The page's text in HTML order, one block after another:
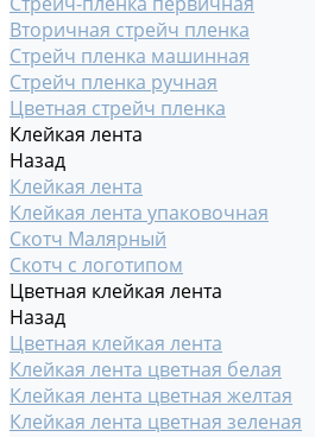
Вторичная стрейч пленка
Стрейч пленка машинная
Стрейч пленка ручная
Цветная стрейч пленка
Клейкая лента
Назад
Клейкая лента
Клейкая лента упаковочная
Скотч Малярный
Скотч с логотипом
Цветная клейкая лента
Назад
Цветная клейкая лента
Клейкая лента цветная белая
Клейкая лента цветная желтая
Клейкая лента цветная зеленая